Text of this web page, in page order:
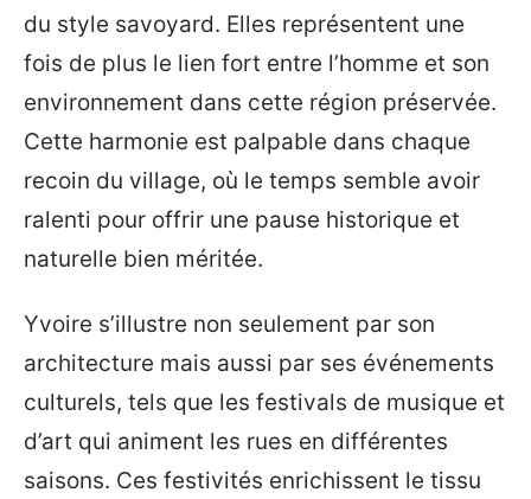
du style savoyard. Elles représentent une
fois de plus le lien fort entre l’homme et son
environnement dans cette région préservée.
Cette harmonie est palpable dans chaque
recoin du village, où le temps semble avoir
ralenti pour offrir une pause historique et
naturelle bien méritée.
Yvoire s’illustre non seulement par son
architecture mais aussi par ses événements
culturels, tels que les festivals de musique et
d’art qui animent les rues en différentes
saisons. Ces festivités enrichissent le tissu